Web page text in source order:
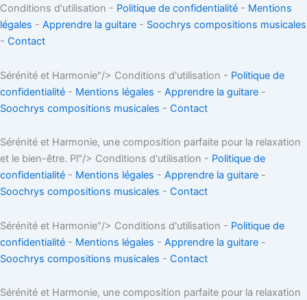
Conditions d'utilisation - Politique de confidentialité - Mentions
légales - Apprendre la guitare - Soochrys compositions musicales
- Contact
Sérénité et Harmonie"/> Conditions d'utilisation - Politique de
confidentialité - Mentions légales - Apprendre la guitare -
Soochrys compositions musicales - Contact
Sérénité et Harmonie, une composition parfaite pour la relaxation
et le bien-être. Pl"/> Conditions d'utilisation - Politique de
confidentialité - Mentions légales - Apprendre la guitare -
Soochrys compositions musicales - Contact
Sérénité et Harmonie"/> Conditions d'utilisation - Politique de
confidentialité - Mentions légales - Apprendre la guitare -
Soochrys compositions musicales - Contact
Sérénité et Harmonie, une composition parfaite pour la relaxation